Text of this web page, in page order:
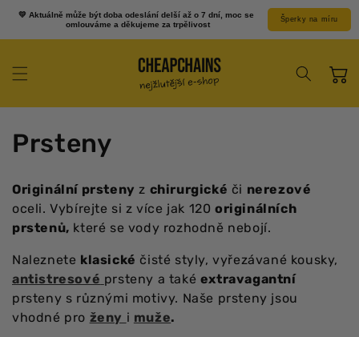
💛 Aktuálně může být doba odeslání delší až o 7 dní, moc se
omlouváme a děkujeme za trpělivost
Šperky na míru
Přejít k
Košík
K
l
e
k
c
Prsteny
Originální prsteny z chirurgické či nerezové
oceli. Vybírejte si z více jak 120originálních
prstenů, které se vody rozhodně nebojí.
Naleznete klasické čisté styly, vyřezávané kousky,
antistresové prsteny a také extravagantní
prsteny s různými motivy. Naše prsteny jsou
vhodné pro ženy i muže.